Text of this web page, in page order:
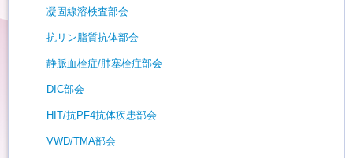
凝固線溶検査部会
抗リン脂質抗体部会
静脈血栓症/肺塞栓症部会
DIC部会
HIT/抗PF4抗体疾患部会
VWD/TMA部会